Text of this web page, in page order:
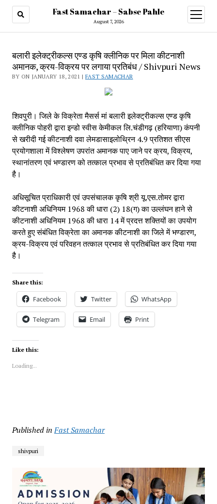
Fast Samachar – Sabse Pahle
August 7, 2026
open
menu
बलारी इलेक्ट्रीकल्स एण्ड कृषि क्लीनिक पर मिला कीटनाशी
अमानक, क्रय-विक्रय पर लगाया प्रतिबंध / Shivpuri News
BY ON JANUARY 18, 2021 | FAST SAMACHAR
शिवपुरी। जिले के विक्रेता मैसर्स मां बलारी इलेक्ट्रीकल्स एण्ड कृषि
क्लीनिक पोहरी द्वारा इन्डो स्वीस केमीकल लि.चंडीगढ़ (हरियाणा) कंपनी
से खरीदी गई कीटनाशी दवा लेमडासाइलोथ्रिन 4.9 प्रतिशत सीएस
प्रयोगशाला में विश्लेषण उपरांत अमानक पाए जाने पर क्रय, विक्रय,
स्थानांतरण एवं भण्डारण को तत्काल प्रभाव से प्रतिबंधित कर दिया गया
है।
अधिसूचित प्राधिकारी एवं उपसंचालक कृषि श्री यू.एस.तोमर द्वारा
कीटनाशी अधिनियम 1968 की धारा (2) 18(ग) का उल्लंघन हाने से
कीटनाशी अधिनियम 1968 की धारा 14 में प्रदत्त शक्तियों का उपयोग
करते हुए संबंधित विक्रेता का अमानक कीटनाशी का जिले में भण्डारण,
क्रय-विक्रय एवं परिवहन तत्काल प्रभाव से प्रतिबंधित कर दिया गया
है।
Share this:
Facebook Twitter WhatsApp
Telegram Email Print
Like this:
Loading...
Published in Fast Samachar
shivpuri